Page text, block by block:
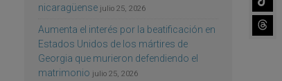
nicaragüense julio 25, 2026
Aumenta el interés por la beatificación en
Estados Unidos de los mártires de
Georgia que murieron defendiendo el
matrimonio julio 25, 2026